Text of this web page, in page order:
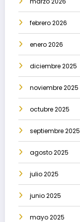
febrero 2026
enero 2026
diciembre 2025
noviembre 2025
octubre 2025
septiembre 2025
agosto 2025
julio 2025
junio 2025
mayo 2025